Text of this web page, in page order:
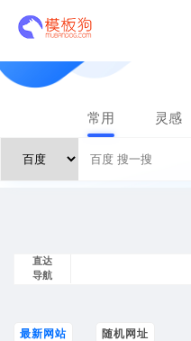
常用 灵感
直达
导航
最新网站 随机网址